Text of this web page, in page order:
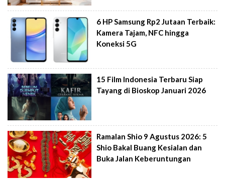
6 HP Samsung Rp2 Jutaan Terbaik:
Kamera Tajam, NFC hingga
Koneksi 5G
15 Film Indonesia Terbaru Siap
Tayang di Bioskop Januari 2026
Ramalan Shio 9 Agustus 2026: 5
Shio Bakal Buang Kesialan dan
Buka Jalan Keberuntungan